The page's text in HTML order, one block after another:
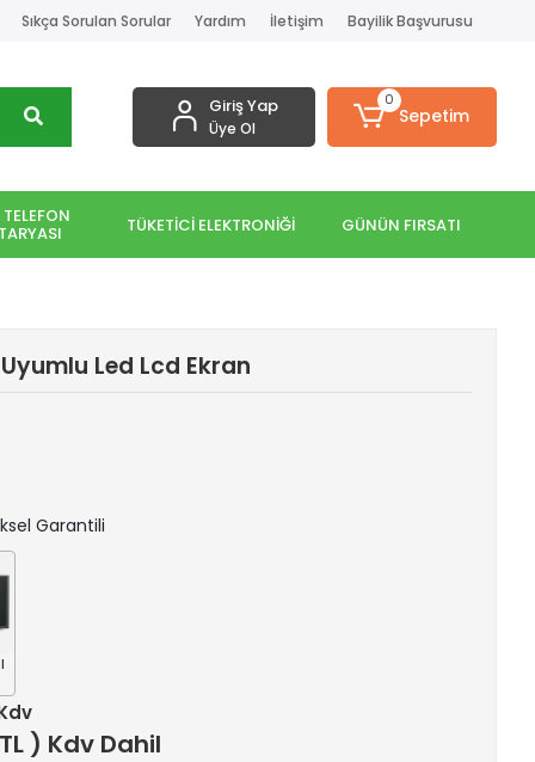
Sıkça Sorulan Sorular Yardım İletişim Bayilik Başvurusu
Giriş Yap
Üye Ol
0
Sepetim
TÜKETİCİ ELEKTRONİĞİ GÜNÜN FIRSATI
Led Lcd Ekran
Garantili
) Kdv Dahil